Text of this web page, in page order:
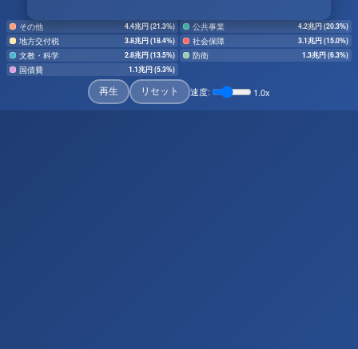
その他 4.4兆円 (21.3%) 公共事業 4.2兆円 (20.3%)
地方交付税 3.8兆円 (18.4%) 社会保障 3.1兆円 (15.0%)
文教・科学 2.8兆円 (13.5%) 防衛 1.3兆円 (6.3%)
国債費 1.1兆円 (5.3%)
再生 リセット 速度: 1.0x